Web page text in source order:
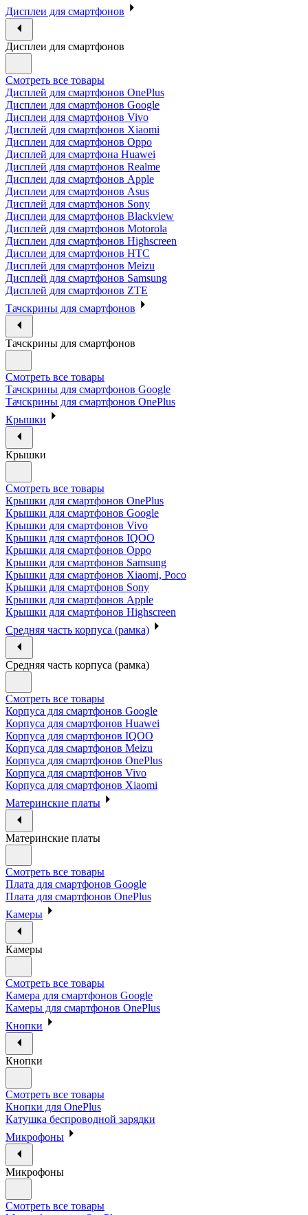
Дисплеи для смартфонов
Дисплеи для смартфонов
Смотреть все товары
Дисплей для смартфонов OnePlus
Дисплеи для смартфонов Google
Дисплеи для смартфонов Vivo
Дисплей для смартфонов Xiaomi
Дисплеи для смартфонов Oppo
Дисплей для смартфона Huawei
Дисплей для смартфонов Realme
Дисплеи для смартфонов Apple
Дисплеи для смартфонов Asus
Дисплей для смартфонов Sony
Дисплеи для смартфонов Blackview
Дисплей для смартфонов Motorola
Дисплеи для смартфонов Highscreen
Дисплеи для смартфонов HTC
Дисплей для смартфонов Meizu
Дисплей для смартфонов Samsung
Дисплей для смартфонов ZTE
Тачскрины для смартфонов
Тачскрины для смартфонов
Смотреть все товары
Тачскрины для смартфонов Google
Тачскрины для смартфонов OnePlus
Крышки
Крышки
Смотреть все товары
Крышки для смартфонов OnePlus
Крышки для смартфонов Google
Крышки для смартфонов Vivo
Крышки для смартфонов IQOO
Крышки для смартфонов Oppo
Крышки для смартфонов Samsung
Крышки для смартфонов Xiaomi, Poco
Крышки для смартфонов Sony
Крышки для смартфонов Apple
Крышки для смартфонов Highscreen
Средняя часть корпуса (рамка)
Средняя часть корпуса (рамка)
Смотреть все товары
Корпуса для смартфонов Google
Корпуса для смартфонов Huawei
Корпуса для смартфонов IQOO
Корпуса для смартфонов Meizu
Корпуса для смартфонов OnePlus
Корпуса для смартфонов Vivo
Корпуса для смартфонов Xiaomi
Материнские платы
Материнские платы
Смотреть все товары
Плата для смартфонов Google
Плата для смартфонов OnePlus
Камеры
Камеры
Смотреть все товары
Камера для смартфонов Google
Камеры для смартфонов OnePlus
Кнопки
Кнопки
Смотреть все товары
Кнопки для OnePlus
Катушка беспроводной зарядки
Микрофоны
Микрофоны
Смотреть все товары